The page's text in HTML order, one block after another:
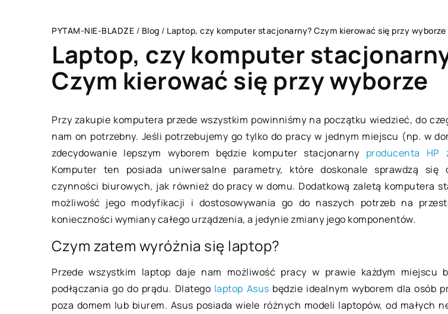
PYTAM-NIE-BLADZE / Blog / Laptop, czy komputer stacjonarny? Czym kierować się przy wyborze
Laptop, czy komputer
Czym kierować się przy wyborze
Przy zakupie komputera przede wszystkim powinniśmy na początku wiedzieć, do
nam on potrzebny. Jeśli potrzebujemy go tylko do pracy w jednym miejscu (np. w
zdecydowanie lepszym wyborem będzie komputer stacjonarny producenta HP
Komputer ten posiada uniwersalne parametry, które doskonale sprawdzą się
czynności biurowych, jak również do pracy w domu. Dodatkową zaletą komputera
możliwość jego modyfikacji i dostosowywania go do naszych potrzeb na
konieczności wymiany całego urządzenia, a jedynie zmiany jego komponentów.
Czym zatem wyróżnia się laptop?
Przede wszystkim laptop daje nam możliwość pracy w prawie każdym miejscu
podłączania go do prądu. Dlatego laptop Asus będzie idealnym wyborem dla osób
poza domem lub biurem. Asus posiada wiele różnych modeli laptopów, od małych
23 września 2020
Depilacja laserowa –
przygotowanie i efekty
Jakie meble
przytulny salon?